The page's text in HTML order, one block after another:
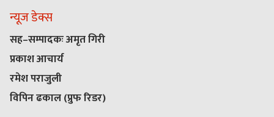
न्यूज डेक्स
सह–सम्पादकः अमृत गिरी
प्रकाश आचार्य
रमेश पराजुली
विपिन ढकाल (प्रुफ रिडर)